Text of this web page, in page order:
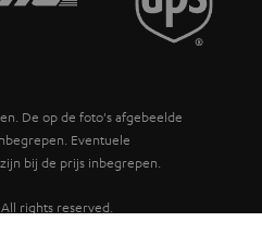
De op de foto's afgebeelde
Eventuele
bij de prijs inbegrepen.
rights reserved.